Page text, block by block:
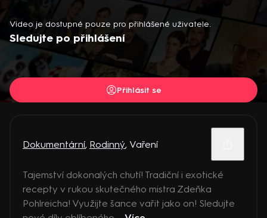
Video je dostupné pouze pro přihlášené uživatele.
Sledujte po přihlášení
Přihlásit se
Dokumentární, Rodinný, Vaření
Tajemství dokonalých chutí! Tradiční i exotické
recepty v rukou skutečného mistra Zdeňka
Pohlreicha! Využijte šance vařit jako on! Sledujte